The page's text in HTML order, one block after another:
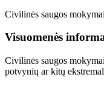
Civilinės saugos
Visuomenės
Civilinės saugos
potvynių ar kitų